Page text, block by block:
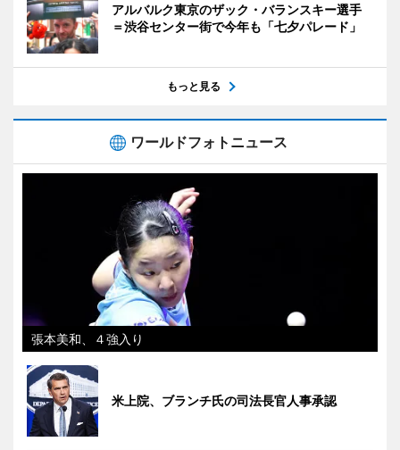
アルバルク東京のザック・バランスキー選手
＝渋谷センター街で今年も「七夕パレード」
もっと見る
ワールドフォトニュース
張本美和、４強入り
米上院、ブランチ氏の司法長官人事承認